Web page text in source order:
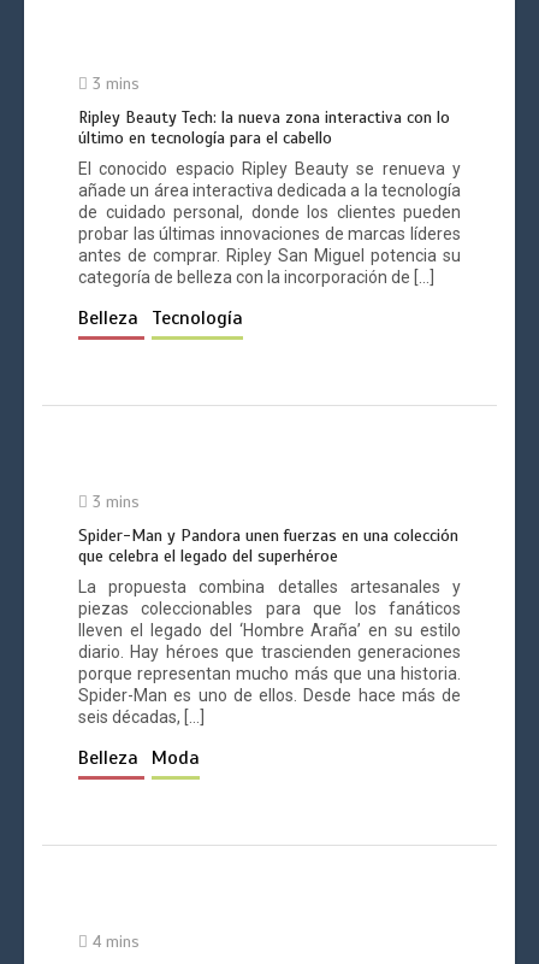
con el nuevo formato Rise 2.0
3 mins
PUMA presenta la Ruta Suede, un
circuito de arte, música y cultura
urbana en Barranco
personalizadas
3 mins
Ripley Beauty Tech: la nueva zona interactiva con lo
último en tecnología para el cabello
El conocido espacio Ripley Beauty se renueva y
añade un área interactiva dedicada a la tecnología
de cuidado personal, donde los clientes pueden
probar las últimas innovaciones de marcas líderes
antes de comprar. Ripley San Miguel potencia su
categoría de belleza con la incorporación de […]
Belleza Tecnología
3 mins
Spider-Man y Pandora unen fuerzas en una colección
que celebra el legado del superhéroe
La propuesta combina detalles artesanales y
piezas coleccionables para que los fanáticos
lleven el legado del ‘Hombre Araña’ en su estilo
diario. Hay héroes que trascienden generaciones
porque representan mucho más que una historia.
Spider-Man es uno de ellos. Desde hace más de
seis décadas, […]
Belleza Moda
4 mins